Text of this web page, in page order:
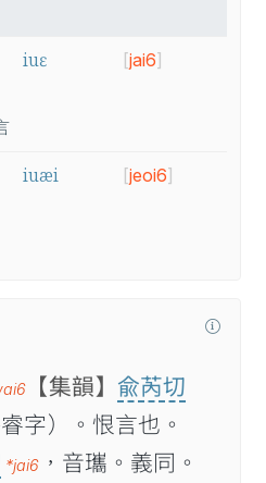
iuɛ [jai6]
iuæi [jeoi6]
【集韻】 兪芮切
睿字）。恨言也。
*jai6 ，音瓗。義同。